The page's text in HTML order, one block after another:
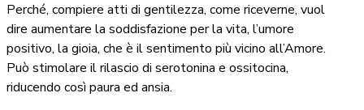
Perché, compiere atti di gentilezza, come riceverne, vuol
dire aumentare la soddisfazione per la vita, l’umore
positivo, la gioia, che è il sentimento più vicino all’Amore.
Può stimolare il rilascio di serotonina e ossitocina,
riducendo così paura ed ansia.